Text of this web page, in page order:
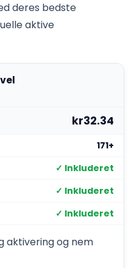
deres bedste
aktive
kr32.34
171+
✓ Inkluderet
✓ Inkluderet
✓ Inkluderet
aktivering og nem